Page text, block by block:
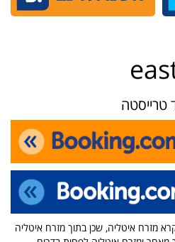
טרייסטה
מזרח איטליה, שכן בתוך מזרח איטליה